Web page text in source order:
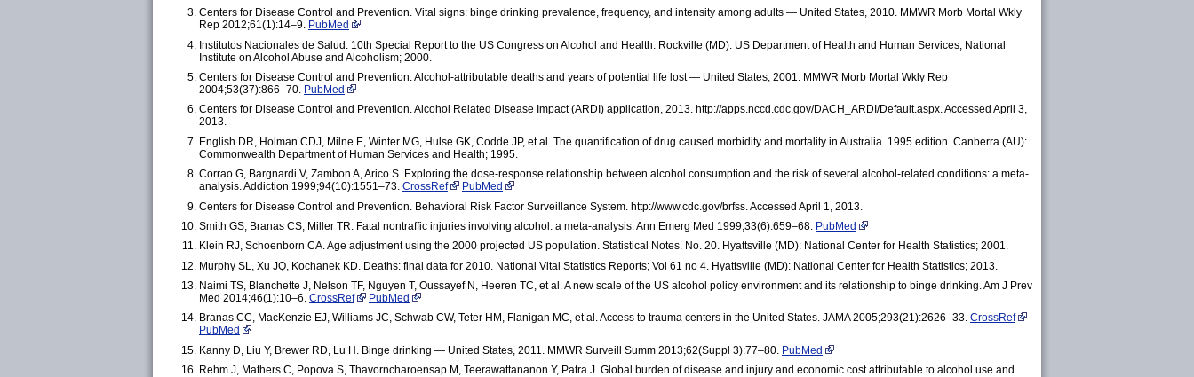
Centers for Disease Control and Prevention. Vital signs: binge drinking prevalence, frequency, and intensity among adults — United States, 2010. MMWR Morb Mortal Wkly
Rep 2012;61(1):14–9. PubMed
Institutos Nacionales de Salud. 10th Special Report to the US Congress on Alcohol and Health. Rockville (MD): US Department of Health and Human Services, National
Institute on Alcohol Abuse and Alcoholism; 2000.
Centers for Disease Control and Prevention. Alcohol-attributable deaths and years of potential life lost — United States, 2001. MMWR Morb Mortal Wkly Rep
2004;53(37):866–70. PubMed
Centers for Disease Control and Prevention. Alcohol Related Disease Impact (ARDI) application, 2013. http://apps.nccd.cdc.gov/DACH_ARDI/Default.aspx. Accessed April 3,
2013.
English DR, Holman CDJ, Milne E, Winter MG, Hulse GK, Codde JP, et al. The quantification of drug caused morbidity and mortality in Australia. 1995 edition. Canberra (AU):
Commonwealth Department of Human Services and Health; 1995.
Corrao G, Bargnardi V, Zambon A, Arico S. Exploring the dose-response relationship between alcohol consumption and the risk of several alcohol-related conditions: a meta-
analysis. Addiction 1999;94(10):1551–73. CrossRef
PubMed
Centers for Disease Control and Prevention. Behavioral Risk Factor Surveillance System. http://www.cdc.gov/brfss. Accessed April 1, 2013.
Smith GS, Branas CS, Miller TR. Fatal nontraffic injuries involving alcohol: a meta-analysis. Ann Emerg Med 1999;33(6):659–68. PubMed
Klein RJ, Schoenborn CA. Age adjustment using the 2000 projected US population. Statistical Notes. No. 20. Hyattsville (MD): National Center for Health Statistics; 2001.
Murphy SL, Xu JQ, Kochanek KD. Deaths: final data for 2010. National Vital Statistics Reports; Vol 61 no 4. Hyattsville (MD): National Center for Health Statistics; 2013.
Naimi TS, Blanchette J, Nelson TF, Nguyen T, Oussayef N, Heeren TC, et al. A new scale of the US alcohol policy environment and its relationship to binge drinking. Am J Prev
Med 2014;46(1):10–6. CrossRef
PubMed
Branas CC, MacKenzie EJ, Williams JC, Schwab CW, Teter HM, Flanigan MC, et al. Access to trauma centers in the United States. JAMA 2005;293(21):2626–33. CrossRef
PubMed
Kanny D, Liu Y, Brewer RD, Lu H. Binge drinking — United States, 2011. MMWR Surveill Summ 2013;62(Suppl 3):77–80. PubMed
Rehm J, Mathers C, Popova S, Thavorncharoensap M, Teerawattananon Y, Patra J. Global burden of disease and injury and economic cost attributable to alcohol use and